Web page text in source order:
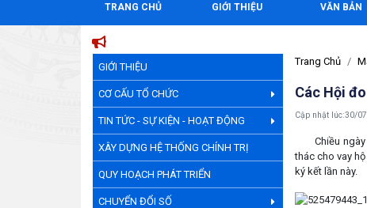
TRANG CHỦ GIỚI THIỆU VĂN BẢN
GIỚI THIỆU
CƠ CẤU TỔ CHỨC
TIN TỨC - SỰ KIỆN - HOẠT ĐỘNG
XÂY DỰNG HỆ THỐNG CHÍNH TRỊ
QUY HOẠCH PHÁT TRIỂN
CHUYỂN ĐỔI SỐ
Trang Chủ
Các Hội
Cập nhật lúc:30/
Chiều ngày
thác cho vay
ký kết lần này.